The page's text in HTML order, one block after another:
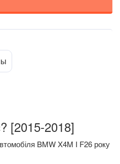
у нас? [2015-2018]
BMW X4M I F26 року